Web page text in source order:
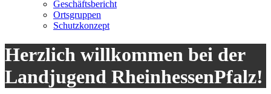
Geschäftsbericht
Ortsgruppen
Schutzkonzept
Herzlich willkommen bei der
Landjugend RheinhessenPfalz!